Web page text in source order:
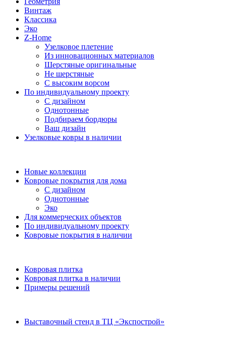
Винтаж
Классика
Эко
Z-Home
Узелковое плетение
Из инновационных материалов
Шерстяные оригинальные
Не шерстяные
С высоким ворсом
По индивидуальному проекту
С дизайном
Однотонные
Подбираем бордюры
Ваш дизайн
Узелковые ковры в наличии
Новые коллекции
Ковровые покрытия для дома
С дизайном
Однотонные
Эко
Для коммерческих объектов
По индивидуальному проекту
Ковровые покрытия в наличии
Ковровая плитка
Ковровая плитка в наличии
Примеры решений
Выставочный стенд в ТЦ «Экспострой»